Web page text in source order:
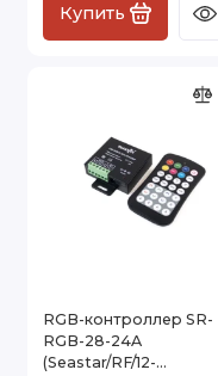
Купить
RGB-контроллер SR-
RGB-28-24A
(Seastar/RF/12-